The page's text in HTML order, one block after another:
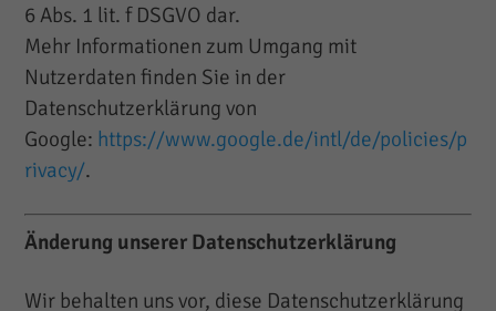
6 Abs. 1 lit. f DSGVO dar.
Mehr Informationen zum Umgang mit
Nutzerdaten finden Sie in der
Datenschutzerklärung von
Google: https://www.google.de/intl/de/policies/p
rivacy/.
Änderung unserer Datenschutzerklärung
Wir behalten uns vor, diese Datenschutzerklärung